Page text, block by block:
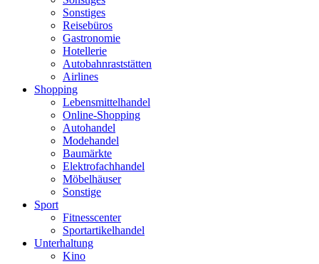
Sonstiges
Reisebüros
Gastronomie
Hotellerie
Autobahnraststätten
Airlines
Shopping
Lebensmittelhandel
Online-Shopping
Autohandel
Modehandel
Baumärkte
Elektrofachhandel
Möbelhäuser
Sonstige
Sport
Fitnesscenter
Sportartikelhandel
Unterhaltung
Kino